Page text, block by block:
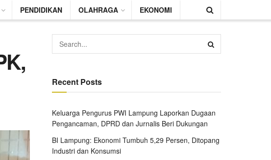
PENDIDIKAN OLAHRAGA EKONOMI
Recent Posts
Keluarga Pengurus PWI Lampung Laporkan Dugaan
Pengancaman, DPRD dan Jurnalis Beri Dukungan
BI Lampung: Ekonomi Tumbuh 5,29 Persen, Ditopang
Industri dan Konsumsi